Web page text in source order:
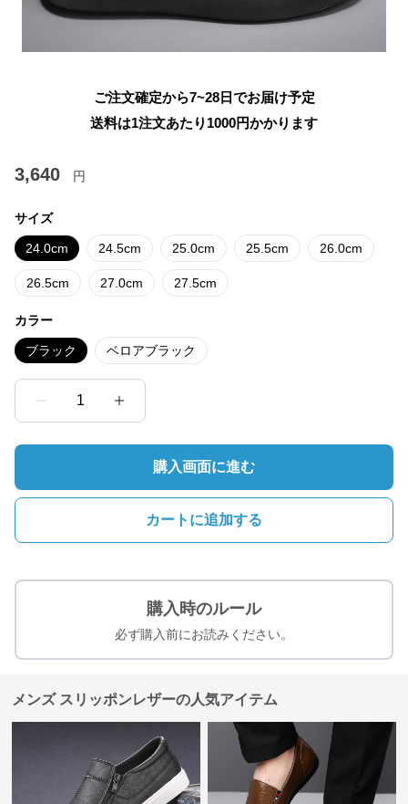
ご注文確定から7~28日でお届け予定
送料は1注文あたり 1000円かかります
3,640 円
サイズ
24.0cm 24.5cm 25.0cm 25.5cm 26.0cm
26.5cm 27.0cm 27.5cm
カラー
ブラック ベロアブラック
1
購入画面に進む
カートに追加する
購入時のルール
必ず購入前にお読みください。
メンズ スリッポンレザーの人気アイテム